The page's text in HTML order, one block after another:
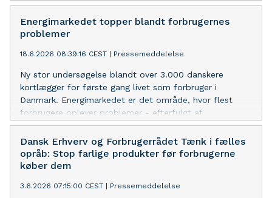
Energimarkedet topper blandt forbrugernes
problemer
18.6.2026 08:39:16 CEST Pressemeddelelse
Ny stor undersøgelse blandt over 3.000 danskere
kortlægger for første gang livet som forbruger i
Danmark. Energimarkedet er det område, hvor flest
forbrugere oplever problemer - efterfulgt af
forsikringsmarkedet og bankmarkedet.
Dansk Erhverv og Forbrugerrådet Tænk i fælles
opråb: Stop farlige produkter før forbrugerne
køber dem
3.6.2026 07:15:00 CEST Pressemeddelelse